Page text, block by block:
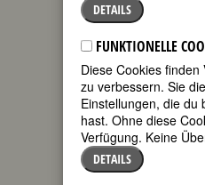
geboren am 16.
gestorben am 27.
München
deutsche
Stickkünstlerin
145. Geburtstag am
DETAILS
FUNKTIONELLE
Diese Cookies
zu verbessern. Sie
Einstellungen, die du
hast. Ohne diese
Verfügung. Keine
DETAILS